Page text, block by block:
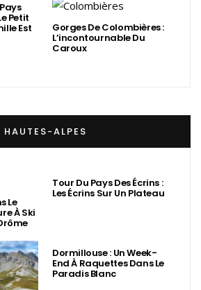
Petit
Est Gorges De Colombières :
L’incontournable Du
Caroux
HAUTES-ALPES
Le
À Ski
Tour Du Pays Des Écrins :
Les Écrins Sur Un Plateau
Dormillouse : Un Week-
End À Raquettes Dans Le
Paradis Blanc